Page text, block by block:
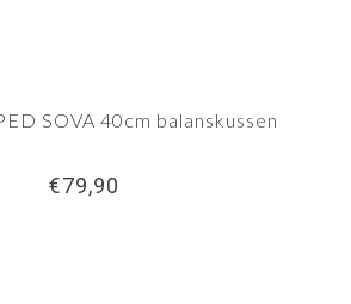
SOVA 40cm balanskussen
€79,90